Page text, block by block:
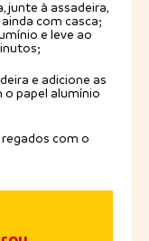
junte à assadeira,
com casca;
e leve ao
e adicione as
o papel alumínio
com o